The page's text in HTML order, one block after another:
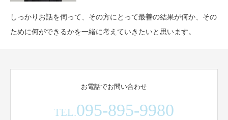
しっかりお話を伺って、その方にとって最善の結果が何か、その
ために何ができるかを一緒に考えていきたいと思います。
お電話でお問い合わせ
TEL.095-895-9980